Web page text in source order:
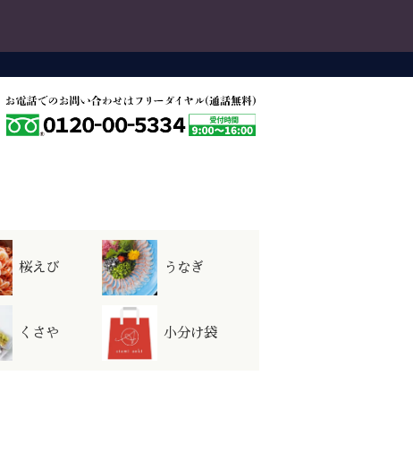
いて 株式会社アオキ産業
員ログイン
員登録は
桜えび うなぎ
くさや 小分け袋